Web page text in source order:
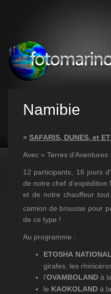
Namibie
« SAFARIS, DUNES, et
Avec « Terres
12 participants, 16 jours
de notre chef
et de notre chauffeur tout
camion de brousse pour
de ce type !
Au programme :
ETOSHA
girafes, les
l’OVAMBOLAND à
le KAOKOLAND à